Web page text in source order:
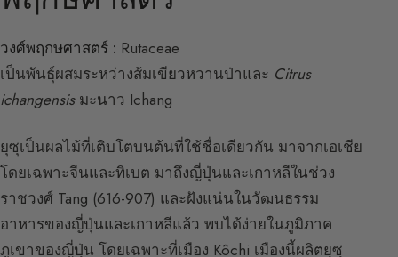
วงศ์พฤกษศาสตร์ : Rutaceae
เป็นพันธุ์ผสมระหว่างส้มเขียวหวานป่าและ Citrus
ichangensisมะนาว Ichang
ยุซุเป็นผลไม้ที่เติบโตบนต้นที่ใช้ชื่อเดียวกัน มาจากเอเชีย
โดยเฉพาะจีนและทิเบต มาถึงญี่ปุ่นและเกาหลีในช่วง
ราชวงศ์ Tang (616-907) และฝังแน่นในวัฒนธรรม
อาหารของญี่ปุ่นและเกาหลีแล้ว พบได้ง่ายในภูมิภาค
ภูเขาของญี่ปุ่น โดยเฉพาะที่เมือง Kôchi เมืองนี้ผลิตยุซุ